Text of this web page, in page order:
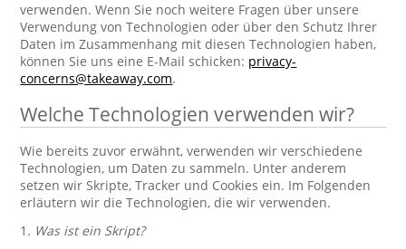
verwenden. Wenn Sie noch weitere Fragen über unsere
Verwendung von Technologien oder über den Schutz Ihrer
Daten im Zusammenhang mit diesen Technologien haben,
können Sie uns eine E-Mail schicken: privacy-
concerns@takeaway.com.
Welche Technologien verwenden wir?
Wie bereits zuvor erwähnt, verwenden wir verschiedene
Technologien, um Daten zu sammeln. Unter anderem
setzen wir Skripte, Tracker und Cookies ein. Im Folgenden
erläutern wir die Technologien, die wir verwenden.
1. Was ist ein Skript?